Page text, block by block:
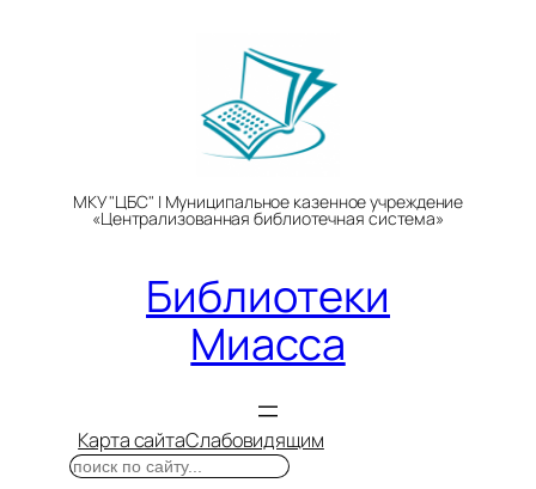
МКУ "ЦБС" | Муниципальное казенное учреждение
«Централизованная библиотечная система»
Библиотеки
Миасса
Карта сайтаСлабовидящим
Поиск